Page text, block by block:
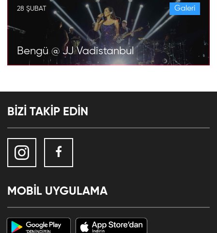
28 ŞUBAT Galeri
Bengü @ JJ Vadistanbul
BİZİ TAKİP EDİN
MOBİL UYGULAMA